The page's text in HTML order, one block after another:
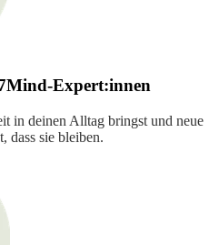
Expert:innen
in deinen Alltag bringst und neue
dass sie bleiben.